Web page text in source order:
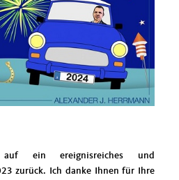
ein ereignisreiches und
zurück. Ich danke Ihnen für Ihre